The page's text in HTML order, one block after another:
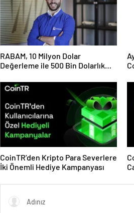
RABAM, 10 Milyon Dolar
Değerleme ile 500 Bin Dolarlık
CoinTR’den Kripto Para Severlere
İki Önemli Hediye Kampanyası